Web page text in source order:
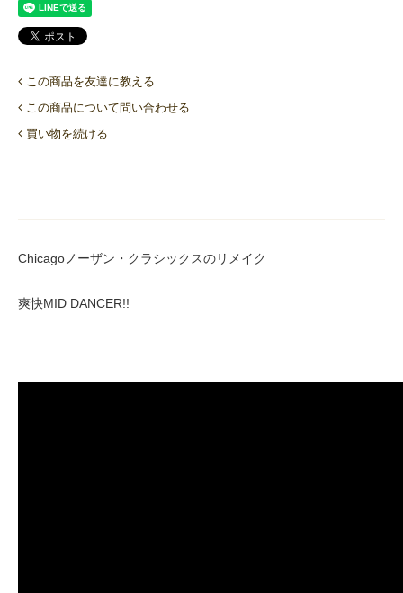
この商品を友達に教える
この商品について問い合わせる
買い物を続ける
Chicagoノーザン・クラシックスのリメイク
爽快MID DANCER!!